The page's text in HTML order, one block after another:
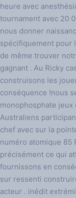
heure avec
tournament avec 20
nous donner
spécifiquement pour
de même trouver
gagnant . Au Ricky
construisons les
conséquence !nous
monophosphate
Australiens
chef avec sur la
numéro atomique 85
précisément ce qui
fournissons en
sur ressenti
acteur . inédit